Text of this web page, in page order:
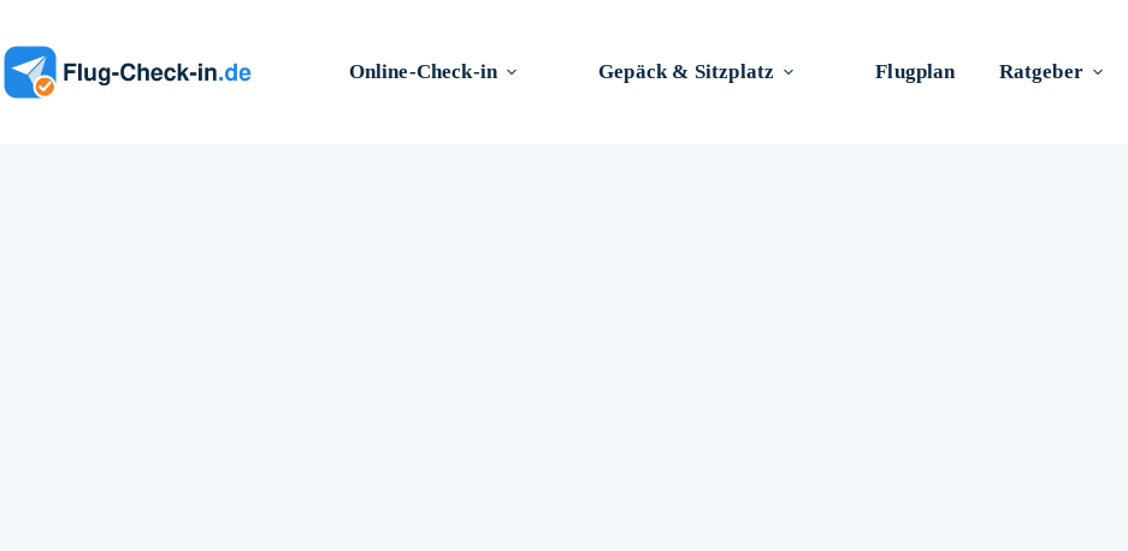
springen
Online-Check-in Gepäck & Sitzplatz Flugplan Ratgeber